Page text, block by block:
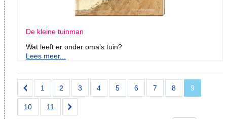
De kleine tuinman
Wat leeft er onder oma’s tuin?
Lees meer...
1 2 3 4 5 6 7 8 9
10 11